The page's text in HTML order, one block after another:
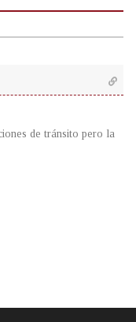
de tránsito pero la